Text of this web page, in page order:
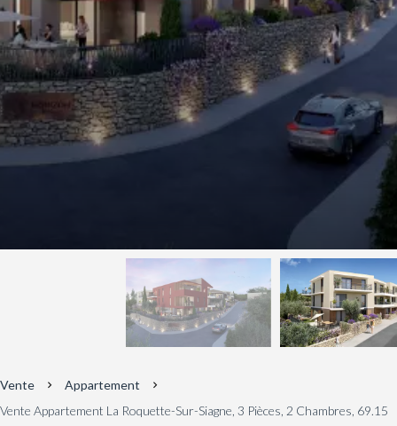
Vente
Appartement
Vente Appartement La Roquette-Sur-Siagne, 3 Pièces, 2 Chambres, 69.15